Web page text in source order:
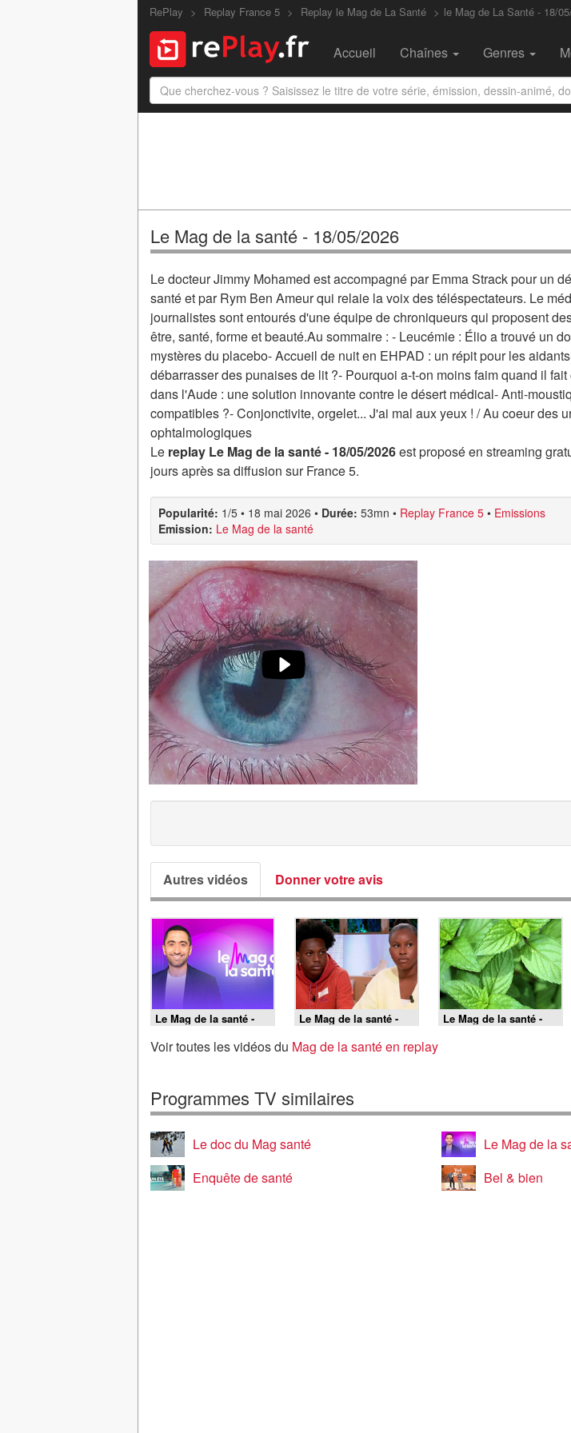
RePlay Replay France 5 Replay le Mag de La Santé le Mag de La Santé - 18/
Accueil Chaînes Genres
Le Mag de la santé - 18/05/2026
Le docteur Jimmy Mohamed est accompagné par Emma Strack pour un
santé et par Rym Ben Ameur qui relaie la voix des téléspectateurs. Le
journalistes sont entourés d'une équipe de chroniqueurs qui proposent
être, santé, forme et beauté.Au sommaire : - Leucémie : Élio a trouvé un
mystères du placebo- Accueil de nuit en EHPAD : un répit pour les
débarrasser des punaises de lit ?- Pourquoi a-t-on moins faim quand il
dans l'Aude : une solution innovante contre le désert médical- Anti-
compatibles ?- Conjonctivite, orgelet... J'ai mal aux yeux ! / Au coeur des
ophtalmologiques
Le replay Le Mag de la santé - 18/05/2026est proposé en streaming
jours après sa diffusion sur France 5.
Popularité: 1/5 • 18 mai 2026 • Durée: 53mn • Replay France 5 • Emissions
Emission: Le Mag de la santé
Autres vidéos Donner votre avis
Le Mag de la santé -
19/06/2026
Le Mag de la santé -
18/06/2026
Le Mag de la santé -
17/06/2026
Voir toutes les vidéos du Mag de la santé en replay
Programmes TV similaires
Le doc du Mag santé
Le Mag de la
Enquête de santé
Bel & bien